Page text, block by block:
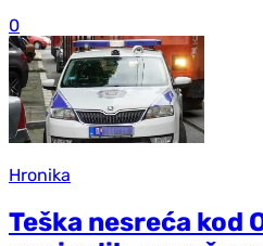
0
Hronika
Teška nesreća kod